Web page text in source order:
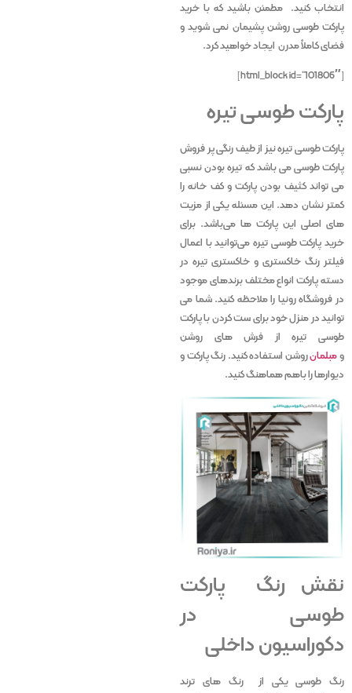
انتخاب کنید. مطمئن باشید که با خرید
پارکت طوسی روشن پشیمان نمی شوید و
فضای کاملاً مدرن ایجاد خواهید کرد.
[html_block id=”101806″]
پارکت طوسی تیره
پارکت طوسی تیره نیز از طیف رنگی پر فروش
پارکت طوسی می باشد که تیره بودن نسبی
می تواند کثیف بودن پارکت و کف خانه را
کمتر نشان دهد. این مسئله یکی از مزیت
های اصلی این پارکت ها می‌باشد. برای
خرید پارکت طوسی تیره می‌توانید با اعمال
فیلتر رنگ خاکستری و خاکستری تیره در
دسته پارکت انواع مختلف برندهای موجود
در فروشگاه رونیا را ملاحظه کنید. شما می
توانید در منزل خود برای ست کردن با پارکت
طوسی تیره از فرش های روشن
ومبلمانروشن استفاده کنید. رنگ پارکت و
دیوارها را باهم هماهنگ کنید.
نقش رنگ پارکت
طوسی در
دکوراسیون داخلی
رنگ طوسی یکی از رنگ های ترند